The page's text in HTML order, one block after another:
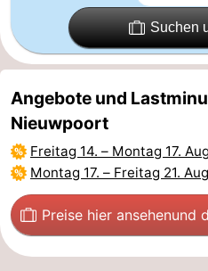
Suchen
Angebote und
Nieuwpoort
Freitag 14. – Montag 17.
Montag 17. – Freitag 21.
Preise hier ansehenund